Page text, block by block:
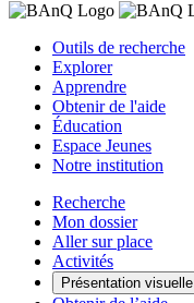
Outils de recherche
Explorer
Apprendre
Obtenir de l'aide
Éducation
Espace Jeunes
Notre institution
Recherche
Mon dossier
Aller sur place
Activités
Présentation visuelle